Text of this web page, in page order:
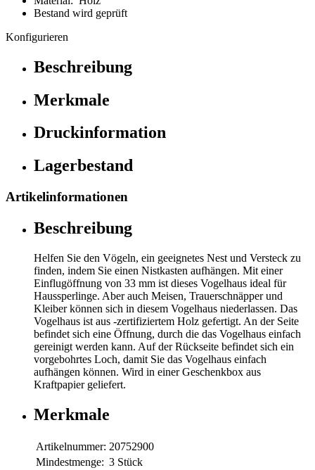
Bestand wird geprüft
Konfigurieren
Beschreibung
Merkmale
Druckinformation
Lagerbestand
Artikelinformationen
Beschreibung
Helfen Sie den Vögeln, ein geeignetes Nest und Versteck zu
finden, indem Sie einen Nistkasten aufhängen. Mit einer
Einflugöffnung von 33 mm ist dieses Vogelhaus ideal für
Haussperlinge. Aber auch Meisen, Trauerschnäpper und
Kleiber können sich in diesem Vogelhaus niederlassen. Das
Vogelhaus ist aus -zertifiziertem Holz gefertigt. An der Seite
befindet sich eine Öffnung, durch die das Vogelhaus einfach
gereinigt werden kann. Auf der Rückseite befindet sich ein
vorgebohrtes Loch, damit Sie das Vogelhaus einfach
aufhängen können. Wird in einer Geschenkbox aus
Kraftpapier geliefert.
Merkmale
Artikelnummer: 20752900
Mindestmenge: 3 Stück